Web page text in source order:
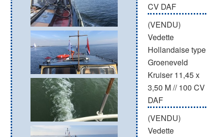
CV DAF
(VENDU)
Vedette
Hollandaise type
Groeneveld
Kruiser 11,45 x
3,50 M // 100 CV
DAF
(VENDU)
Vedette